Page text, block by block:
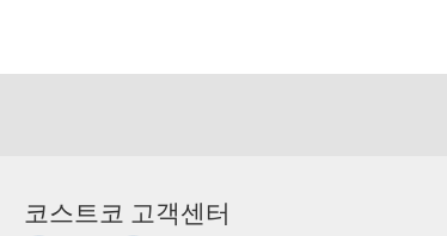
코스트코 고객센터